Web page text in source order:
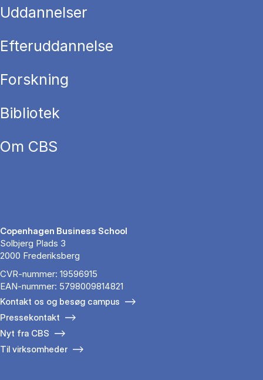
Uddannelser
Efteruddannelse
Forskning
Bibliotek
Om CBS
Copenhagen Business School
Solbjerg Plads 3
2000 Frederiksberg
CVR-nummer: 19596915
EAN-nummer: 5798009814821
Kontakt os og besøg campus
Pressekontakt
Nyt fra CBS
Til virksomheder